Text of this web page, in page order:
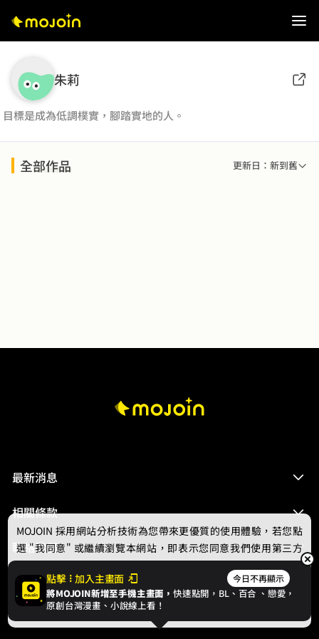
朱莉
目標是成為低調樸實，腳踏實地的人。
全部作品 更新日：新到舊
最新消息
相關條款
聯絡我們
© 2024 gamania Digital Entertainment Co., Ltd.
點擊 加入主畫面 今日不再顯示
將MOJOIN新增至手機主畫面，快速點開，BL、 百合 、戀愛，
原創台灣漫畫、小說線上看！
MOJOIN 採用網站分析技術為您帶來更優質的使用體驗，若您點
選 "我同意" 或繼續瀏覽本網站，即表示您同意我們使用第三方
Cookie，欲瞭解更多資訊請見隱私權政策。
我同意